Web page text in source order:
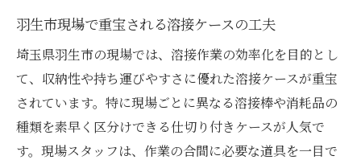
羽生市現場で重宝される溶接ケースの工夫
埼玉県羽生市の現場では、溶接作業の効率化を目的とし
て、収納性や持ち運びやすさに優れた溶接ケースが重宝
されています。特に現場ごとに異なる溶接棒や消耗品の
種類を素早く区分けできる仕切り付きケースが人気で
す。現場スタッフは、作業の合間に必要な道具を一目で